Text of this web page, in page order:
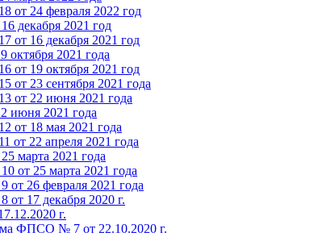
от 24 февраля 2022 год
декабря 2021 год
от 16 декабря 2021 год
октября 2021 года
от 19 октября 2021 год
от 23 сентября 2021 года
от 22 июня 2021 года
июня 2021 года
от 18 мая 2021 года
от 22 апреля 2021 года
марта 2021 года
от 25 марта 2021 года
от 26 февраля 2021 года
17 декабря 2020 г.
г.
ФПСО № 7 от 22.10.2020 г.